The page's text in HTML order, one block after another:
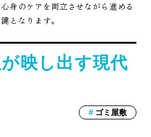
身のケアを両立させながら進める
となります。
映し出す現代
ゴミ屋敷